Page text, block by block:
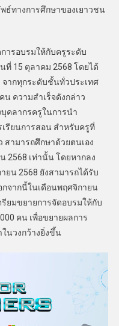
ธ์ทางการศึกษาของเยาวชน
รอบรมให้กับครูระดับ
15 ตุลาคม 2568 โดยได้
จากทุกระดับชั้นทั่วประเทศ
น ความสำเร็จดังกล่าว
คลากรครูในการนำ
รียนการสอน สำหรับครูที่
สามารถศึกษาด้วยตนเอง
2568 เท่านั้น โดยหากลง
ยน 2568 ยังสามารถได้รับ
จากนี้ในเดือนพฤศจิกายน
รียมขยายการจัดอบรมให้กับ
คน เพื่อขยายผลการ
นวงกว้างยิ่งขึ้น